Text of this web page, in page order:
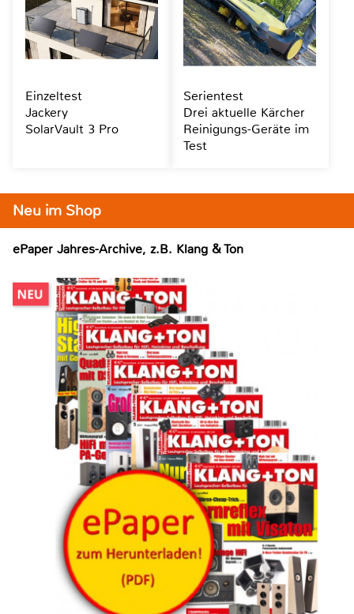
Neu im Shop
ePaper Jahres-Archive, z.B. Klang & Ton
Einzeltest
Jackery
SolarVault 3 Pro
Serientest
Drei aktuelle Kärcher
Reinigungs-Geräte im
Test